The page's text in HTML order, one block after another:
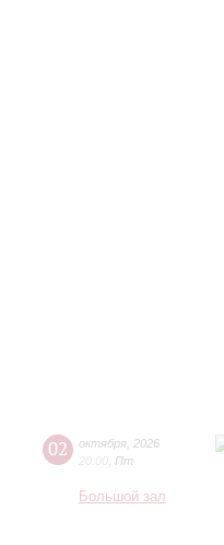
02 октября 2026
20:00 Пт
Большой зал